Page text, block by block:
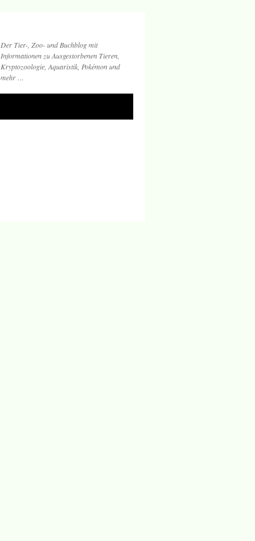
Der Tier-, Zoo- und Buchblog mit
Informationen zu Ausgestorbenen Tieren,
Kryptozoologie, Aquaristik, Pokémon und
mehr …